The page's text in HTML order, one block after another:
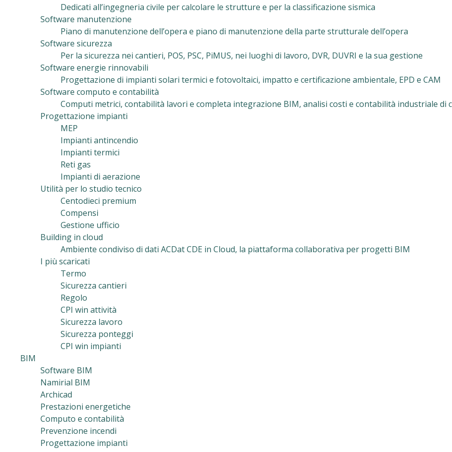
Dedicati all’ingegneria civile per calcolare le strutture e per la classificazione sismica
Software manutenzione
Piano di manutenzione dell’opera e piano di manutenzione della parte strutturale dell’opera
Software sicurezza
Per la sicurezza nei cantieri, POS, PSC, PiMUS, nei luoghi di lavoro, DVR, DUVRI e la sua gestione
Software energie rinnovabili
Progettazione di impianti solari termici e fotovoltaici, impatto e certificazione ambientale, EPD e CAM
Software computo e contabilità
Computi metrici, contabilità lavori e completa integrazione BIM, analisi costi e contabilità industriale di
Progettazione impianti
MEP
Impianti antincendio
Impianti termici
Reti gas
Impianti di aerazione
Utilità per lo studio tecnico
Centodieci premium
Compensi
Gestione ufficio
Building in cloud
Ambiente condiviso di dati ACDat CDE in Cloud, la piattaforma collaborativa per progetti BIM
I più scaricati
Termo
Sicurezza cantieri
Regolo
CPI win attività
Sicurezza lavoro
Sicurezza ponteggi
CPI win impianti
BIM
Software BIM
Namirial BIM
Archicad
Prestazioni energetiche
Computo e contabilità
Prevenzione incendi
Progettazione impianti